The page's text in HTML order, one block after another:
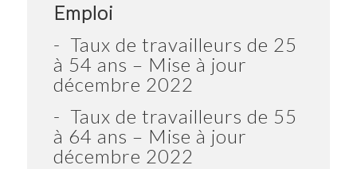
Emploi
- Taux de travailleurs de 25
à 54 ans – Mise à jour
décembre 2022
- Taux de travailleurs de 55
à 64 ans – Mise à jour
décembre 2022